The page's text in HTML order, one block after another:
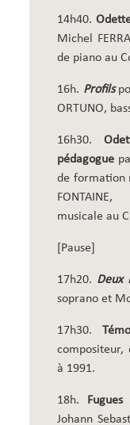
14h40.
Michel
de piano au
16h. Profils
ORTUNO,
16h30.
pédagogue
de formation
musicale au
[Pause]
17h20. Deux
soprano et
17h30.
compositeur,
à 1991.
18h. Fugues
Johann